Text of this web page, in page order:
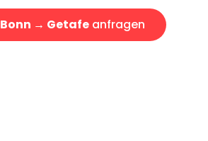
Bonn → Getafeanfragen